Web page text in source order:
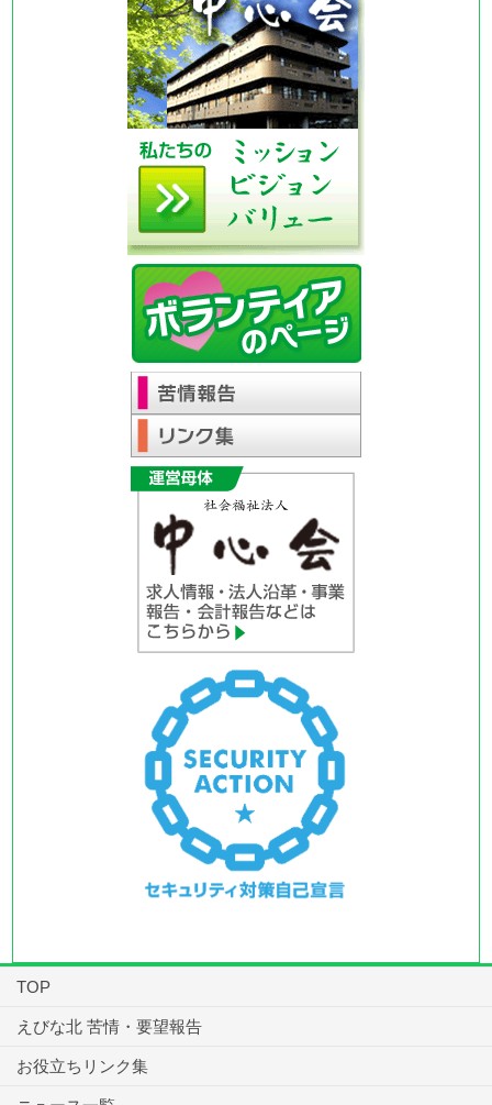
TOP
えびな北 苦情・要望報告
お役立ちリンク集